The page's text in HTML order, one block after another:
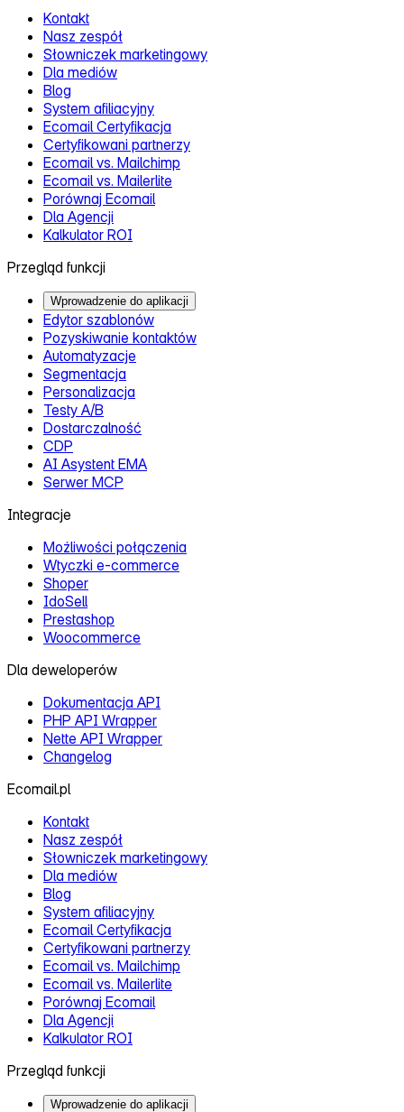
Kontakt
Nasz zespół
Słowniczek marketingowy
Dla mediów
Blog
System afiliacyjny
Ecomail Certyfikacja
Certyfikowani partnerzy
Ecomail vs. Mailchimp
Ecomail vs. Mailerlite
Porównaj Ecomail
Dla Agencji
Kalkulator ROI
Przegląd funkcji
Wprowadzenie do aplikacji
Edytor szablonów
Pozyskiwanie kontaktów
Automatyzacje
Segmentacja
Personalizacja
Testy A/B
Dostarczalność
CDP
AI Asystent EMA
Serwer MCP
Integracje
Możliwości połączenia
Wtyczki e‑commerce
Shoper
IdoSell
Prestashop
Woocommerce
Dla deweloperów
Dokumentacja API
PHP API Wrapper
Nette API Wrapper
Changelog
Ecomail.pl
Kontakt
Nasz zespół
Słowniczek marketingowy
Dla mediów
Blog
System afiliacyjny
Ecomail Certyfikacja
Certyfikowani partnerzy
Ecomail vs. Mailchimp
Ecomail vs. Mailerlite
Porównaj Ecomail
Dla Agencji
Kalkulator ROI
Przegląd funkcji
Wprowadzenie do aplikacji